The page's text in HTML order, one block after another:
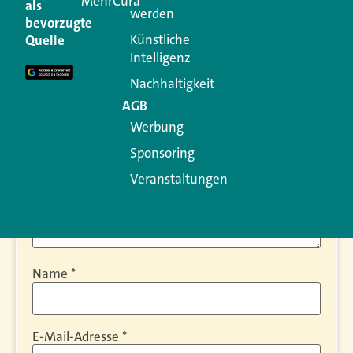
Ihre E-Mail-Adresse wird nicht veröffentlicht.
Erforderliche Felder sind mit
Kommentar
Name *
E-Mail-Adresse *
als
bevorzugte
Quelle
werden
Künstliche
Intelligenz
Nachhaltigkeit
AGB
Werbung
Sponsoring
Veranstaltungen